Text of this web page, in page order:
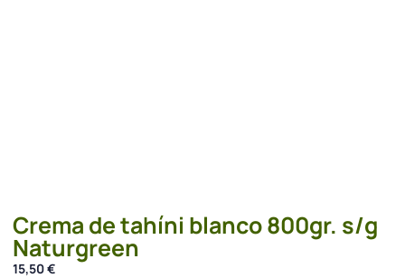
Crema de tahíni blanco 800gr. s/g
Naturgreen
15,50€